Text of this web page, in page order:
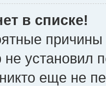
в списке!
причины
не установил
еще не